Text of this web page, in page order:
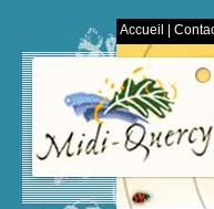
Accueil